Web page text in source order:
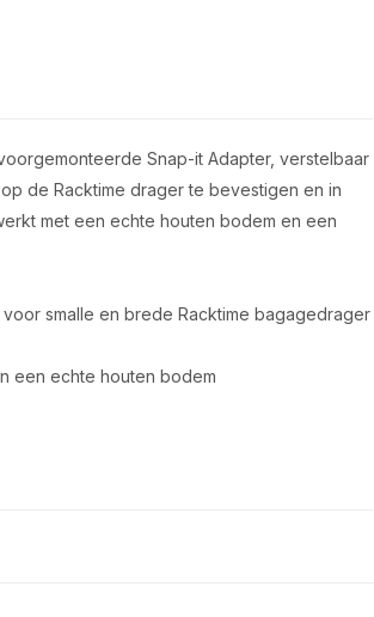
Snap-it Adapter, verstelbaar
de Racktime drager te bevestigen en in
met een echte houten bodem en een
smalle en brede Racktime bagagedrager
een echte houten bodem